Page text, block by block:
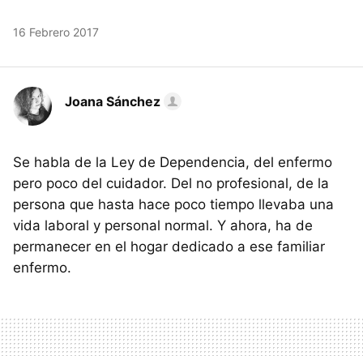
16 Febrero 2017
Joana Sánchez
Se habla de la Ley de Dependencia, del enfermo
pero poco del cuidador. Del no profesional, de la
persona que hasta hace poco tiempo llevaba una
vida laboral y personal normal. Y ahora, ha de
permanecer en el hogar dedicado a ese familiar
enfermo.